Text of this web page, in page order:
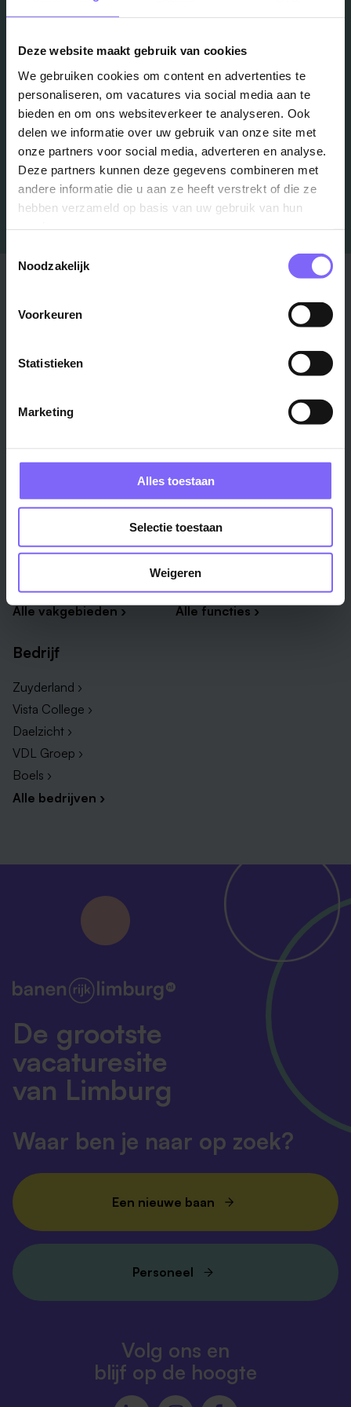
Deze website maakt gebruik van cookies
We gebruiken cookies om content en advertenties te
personaliseren, om vacatures via social media aan te
bieden en om ons websiteverkeer te analyseren. Ook
delen we informatie over uw gebruik van onze site met
onze partners voor social media, adverteren en analyse.
Deze partners kunnen deze gegevens combineren met
andere informatie die u aan ze heeft verstrekt of die ze
hebben verzameld op basis van uw gebruik van hun
Noodzakelijk
Voorkeuren
Statistieken
Marketing
Alles toestaan
Selectie toestaan
Weigeren
in je mailbox?
Schrijf je in en we houden je op de hoogte
Job Alert instellen
Maastricht ›
Heerlen ›
Vakgebied
Onderwijs ›
Techniek & Productie ›
Zorg & welzijn ›
ICT ›
Alle vakgebieden ›
Functie
Productiemedewerker ›
Verpleegkundige ›
Administratief medewerker ›
Onderwijsassistent ›
Alle functies ›
Bedrijf
Zuyderland ›
Vista College ›
Daelzicht ›
VDL Groep ›
Boels ›
Alle bedrijven ›
De grootste
vacaturesite
van Limburg
Waar ben je naar op zoek?
Een nieuwe baan
Personeel
Volg ons en
blijf op de hoogte